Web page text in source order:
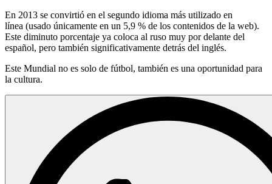
En 2013 se convirtió en el segundo idioma más utilizado en
línea (usado únicamente en un 5,9 % de los contenidos de la web).
Este diminuto porcentaje ya coloca al ruso muy por delante del
español, pero también significativamente detrás del inglés.
Este Mundial no es solo de fútbol, también es una oportunidad para
la cultura.